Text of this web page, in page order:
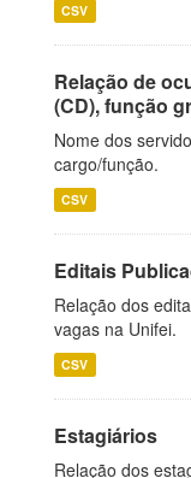
CSV
Relação de
(CD), função
Nome dos
cargo/função.
CSV
Editais
Relação dos
vagas na Unifei.
CSV
Estagiários
Relação dos